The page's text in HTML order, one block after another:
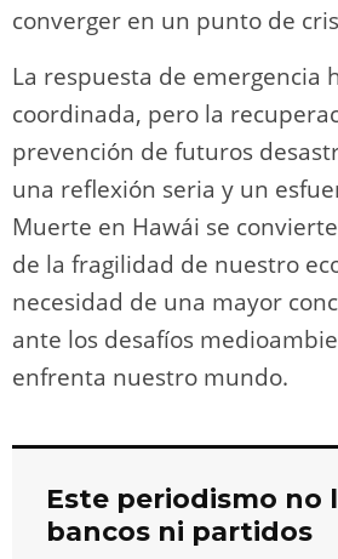
converger en un punto de
La respuesta de emergencia
coordinada, pero la
prevención de futuros
una reflexión seria y un
Muerte en Hawái se
de la fragilidad de nuestro
necesidad de una mayor
ante los desafíos
enfrenta nuestro mundo.
Este periodismo no
bancos ni partidos